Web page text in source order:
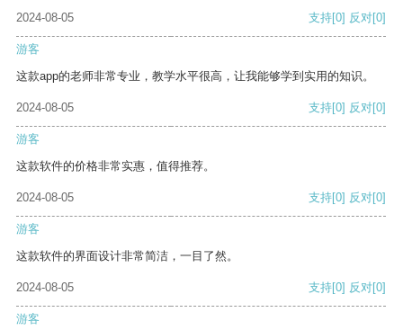
2024-08-05
支持[0] 反对[0]
游客
这款app的老师非常专业，教学水平很高，让我能够学到实用的知识。
2024-08-05 支持[0] 反对[0]
游客
这款软件的价格非常实惠，值得推荐。
2024-08-05 支持[0] 反对[0]
游客
这款软件的界面设计非常简洁，一目了然。
2024-08-05 支持[0] 反对[0]
游客